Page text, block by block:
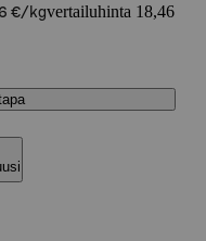
€/kgvertailuhinta 18,46